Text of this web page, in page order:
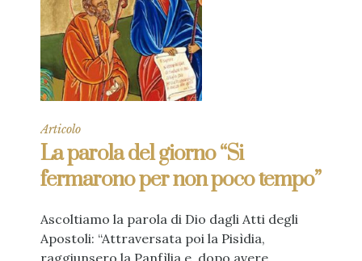
Articolo
La parola del giorno “Si
fermarono per non poco tempo”
Ascoltiamo la parola di Dio dagli Atti degli
Apostoli: “Attraversata poi la Pisìdia,
raggiunsero la Panfìlia e, dopo avere